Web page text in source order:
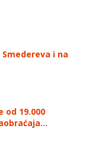
i na
od 19.000